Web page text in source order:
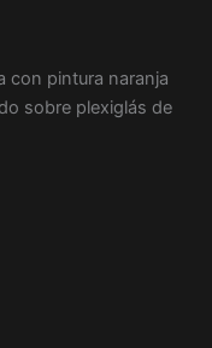
con pintura naranja
sobre plexiglás de